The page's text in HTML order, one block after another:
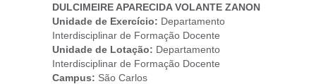
DULCIMEIRE APARECIDA VOLANTE ZANON
Unidade de Exercício: Departamento
Interdisciplinar de Formação Docente
Unidade de Lotação: Departamento
Interdisciplinar de Formação Docente
Campus: São Carlos